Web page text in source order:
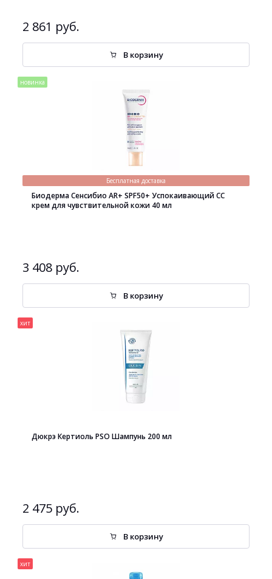
2 861 руб.
В корзину
новинка
Бесплатная доставка
Биодерма Сенсибио AR+ SPF50+ Успокаивающий СС
крем для чувствительной кожи 40 мл
3 408 руб.
В корзину
хит
Дюкрэ Кертиоль PSO Шампунь 200 мл
2 475 руб.
В корзину
хит